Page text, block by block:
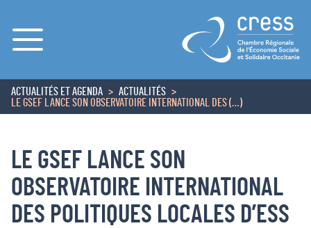
Menu
ACCUEIL
ACTUALITÉS ET AGENDA
ACTUALITÉS
LE GSEF LANCE SON OBSERVATOIRE INTERNATIONAL DES (…)
LE GSEF LANCE SON
OBSERVATOIRE INTERNATIONAL
DES POLITIQUES LOCALES D’ESS